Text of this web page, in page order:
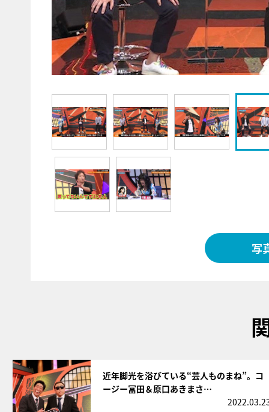
写
近年脚光を浴びている“芸人ものまね”。コ
ージー冨田＆原口あきまさ…